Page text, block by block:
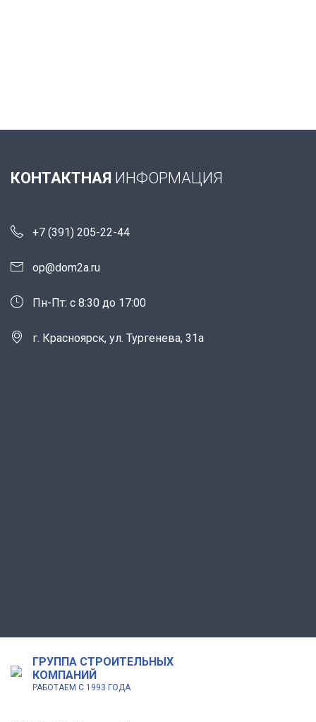
КОНТАКТНАЯ ИНФОРМАЦИЯ
+7 (391) 205-22-44
op@dom2a.ru
Пн-Пт: c 8:30 до 17:00
г. Красноярск, ул. Тургенева, 31а
ГРУППА СТРОИТЕЛЬНЫХ
КОМПАНИЙ
РАБОТАЕМ С 1993 ГОДА